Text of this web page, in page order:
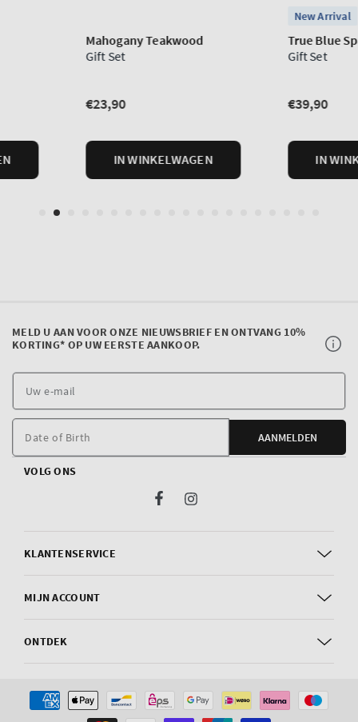
KLANTENSERVICE
MIJN ACCOUNT
ONTDEK
MELD U AAN VOOR ONZE NIEUWSBRIEF EN ONTVANG 10%
KORTING* OP UW EERSTE AANKOOP.
e-
Date of Birth AANMELDEN
VOLG ONS
FacebookInstagram
Betaalmethoden